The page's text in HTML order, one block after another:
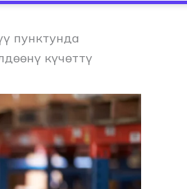
пунктунда
күчөттү